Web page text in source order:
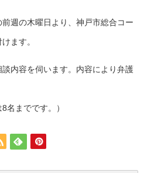
週の木曜日より、神戸市総合コー
ます。
内容を伺います。内容により弁護
でです。）